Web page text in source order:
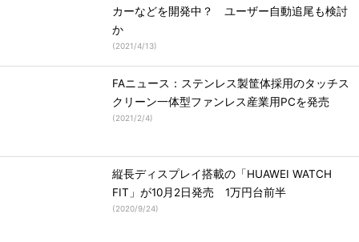
カーなどを開発中？ ユーザー自動追尾も検討
か
(2021/4/13)
FAニュース：ステンレス製筐体採用のタッチス
クリーン一体型ファンレス産業用PCを発売
(2021/2/4)
縦長ディスプレイ搭載の「HUAWEI WATCH
FIT」が10月2日発売 1万円台前半
(2020/9/24)